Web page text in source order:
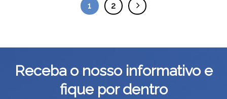
1 2
Receba o nosso informativo e
fique por dentro